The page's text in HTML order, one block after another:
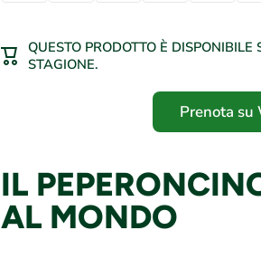
QUESTO PRODOTTO È DISPONIBILE
STAGIONE.
Prenota su
IL
AL MONDO